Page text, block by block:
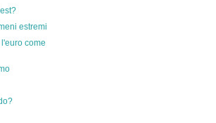
estremi
come